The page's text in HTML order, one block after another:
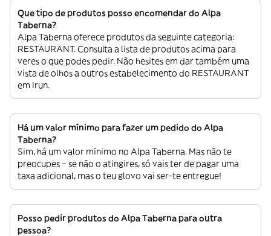
Que tipo de produtos posso encomendar do Alpa
Taberna?
Alpa Taberna oferece produtos da seguinte categoria:
RESTAURANT. Consulta a lista de produtos acima para
veres o que podes pedir. Não hesites em dar também uma
vista de olhos a outros estabelecimento do RESTAURANT
em Irun.
Há um valor mínimo para fazer um pedido do Alpa
Taberna?
Sim, há um valor mínimo no Alpa Taberna. Mas não te
preocupes – se não o atingires, só vais ter de pagar uma
taxa adicional, mas o teu glovo vai ser-te entregue!
Posso pedir produtos do Alpa Taberna para outra
pessoa?